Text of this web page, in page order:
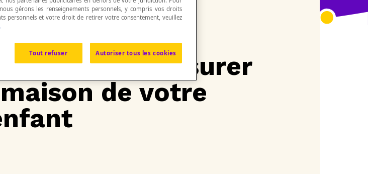
pour assurer
de votre
gérons les renseignements personnels, y compris vos droits
personnels et votre droit de retirer votre consentement, veuillez
Tout refuser Autoriser tous les cookies